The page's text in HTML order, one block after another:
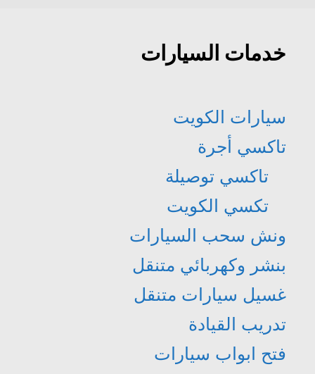
خدمات السيارات
سيارات الكويت
تاكسي أجرة
تاكسي توصيلة
تكسي الكويت
ونش سحب السيارات
بنشر وكهربائي متنقل
غسيل سيارات متنقل
تدريب القيادة
فتح ابواب سيارات